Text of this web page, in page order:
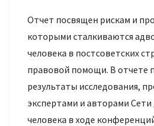
Отчет посвящен рискам и
которыми сталкиваются
человека в постсоветских
правовой помощи. В отчете
результаты исследования,
экспертами и авторами
человека в ходе